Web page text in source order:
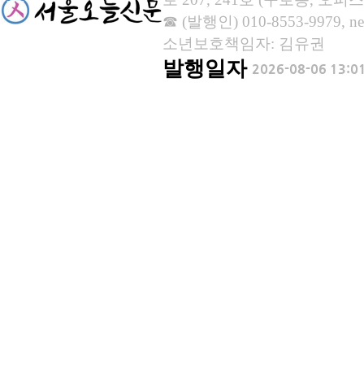
☎ (발행인) 010-8553-9979,
소년보호책임자: 김유권
발행일자